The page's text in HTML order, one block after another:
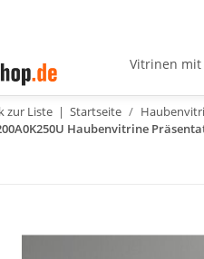
Vitrinen
zur Liste Startseite
Haubenvitrine